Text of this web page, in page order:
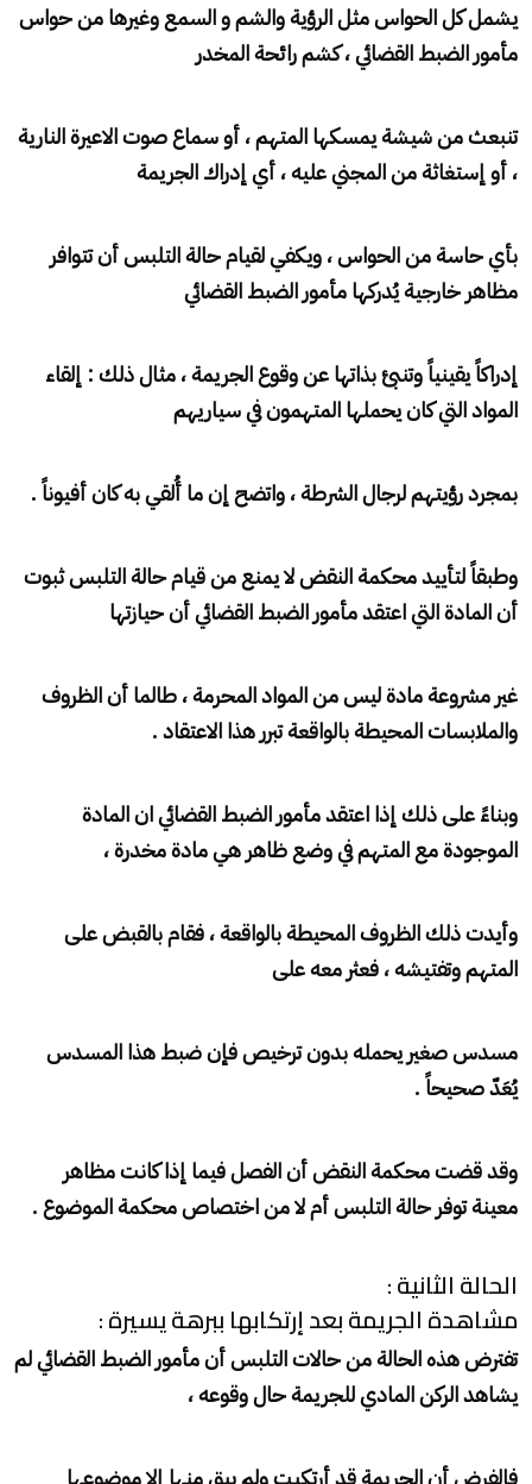
يشمل كل الحواس مثل الرؤية والشم و السمع وغيرها من حواس
مأمور الضبط القضائي ، كشم رائحة المخدر
تنبعث من شيشة يمسكها المتهم ، أو سماع صوت الاعيرة النارية
، أو إستغاثة من المجني عليه ، أي إدراك الجريمة
بأي حاسة من الحواس ، ويكفي لقيام حالة التلبس أن تتوافر
مظاهر خارجية يُدركها مأمور الضبط القضائي
إدراكاً يقينياً وتنبئ بذاتها عن وقوع الجريمة ، مثال ذلك : إلقاء
المواد التي كان يحملها المتهمون في سياريهم
بمجرد رؤيتهم لرجال الشرطة ، واتضح إن ما أُلقي به كان أفيوناً .
وطبقاً لتأييد محكمة النقض لا يمنع من قيام حالة التلبس ثبوت
أن المادة التي اعتقد مأمور الضبط القضائي أن حيازتها
غير مشروعة مادة ليس من المواد المحرمة ، طالما أن الظروف
والملابسات المحيطة بالواقعة تبرر هذا الاعتقاد .
وبناءً على ذلك إذا اعتقد مأمور الضبط القضائي ان المادة
الموجودة مع المتهم في وضع ظاهر هي مادة مخدرة ،
وأيدت ذلك الظروف المحيطة بالواقعة ، فقام بالقبض على
المتهم وتفتيشه ، فعثر معه على
مسدس صغير يحمله بدون ترخيص فإن ضبط هذا المسدس
يُعَدّ صحيحاً .
وقد قضت محكمة النقض أن الفصل فيما إذا كانت مظاهر
معينة توفر حالة التلبس أم لا من اختصاص محكمة الموضوع .
الحالة الثانية :
مشاهدة الجريمة بعد إرتكابها ببرهة يسيرة :
تفترض هذه الحالة من حالات التلبس أن مأمور الضبط القضائي لم
يشاهد الركن المادي للجريمة حال وقوعه ،
فالفرض أن الجريمة قد أرتكبت ولم يبق منها إلا موضوعها